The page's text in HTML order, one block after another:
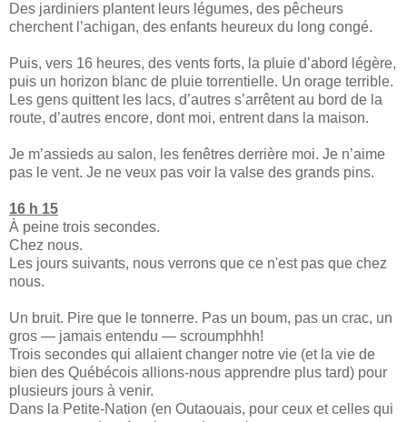
Des jardiniers plantent leurs légumes, des pêcheurs
cherchent l’achigan, des enfants heureux du long congé.
Puis, vers 16 heures, des vents forts, la pluie d’abord légère,
puis un horizon blanc de pluie torrentielle. Un orage terrible.
Les gens quittent les lacs, d’autres s’arrêtent au bord de la
route, d’autres encore, dont moi, entrent dans la maison.
Je m’assieds au salon, les fenêtres derrière moi. Je n’aime
pas le vent. Je ne veux pas voir la valse des grands pins.
16 h 15
À peine trois secondes.
Chez nous.
Les jours suivants, nous verrons que ce n'est pas que chez
nous.
Un bruit. Pire que le tonnerre. Pas un boum, pas un crac, un
gros — jamais entendu — scroumphhh!
Trois secondes qui allaient changer notre vie (et la vie de
bien des Québécois allions-nous apprendre plus tard) pour
plusieurs jours à venir.
Dans la Petite-Nation (en Outaouais, pour ceux et celles qui